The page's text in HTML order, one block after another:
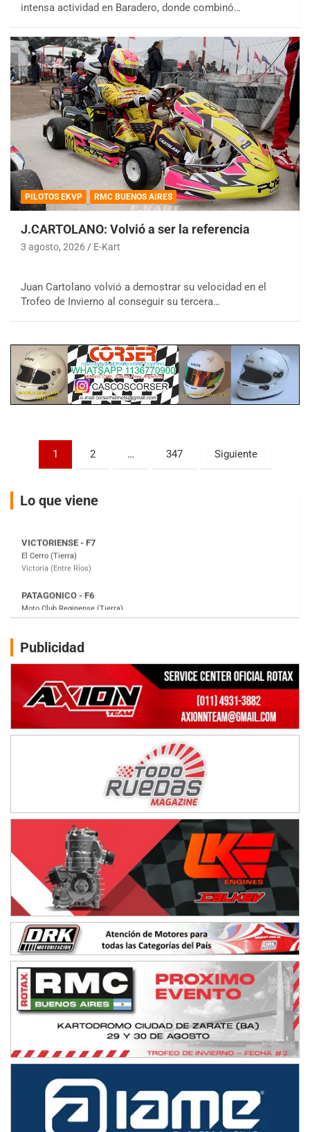
intensa actividad en Baradero, donde combinó…
PILOTOS EKVP RMC BUENOS AIRES
J.CARTOLANO: Volvió a ser la referencia
3 agosto, 2026 E-Kart
Juan Cartolano volvió a demostrar su velocidad en el
Trofeo de Invierno al conseguir su tercera…
Paginación
entradas
1 2 … 347 Siguiente
Lo que viene
COBERTURA ESPECIAL DE E-KART.COM.AR
08/09-AGO
IAME SERIES ARGENTINA 6
Baradero (Buenos Aires)
KDO - F6
Ciudad de Trenque Lauquen (Asfalto)
Trenque Lauquen (Buenos Aires)
Parque de la Velocidad (Asfalto)
Villaguay (Entre Ríos)
Victoria (Entre Ríos)
Moto Club Reginense (Tierra)
Gral. E. Godoy (Río Negro)
Juventud Unida (Tierra)
Humboldt (Santa Fe)
Ciudad de Avellaneda (Asfalto)
Avellaneda (Santa Fe)
SUR SANTAFESINO - F4
José Samuel Sánchez (Tierra)
COBERTURA ESPECIAL DE E-KART.COM.AR
IAME SERIES ARGENTINA 6
Ramiro Tot (Asfalto)
Baradero (Buenos Aires)
KDO - F6
Ciudad de Trenque Lauquen (Asfalto)
Trenque Lauquen (Buenos Aires)
ENTRERRIANO - F6 (POSTERGADA)
Parque de la Velocidad (Asfalto)
Villaguay (Entre Ríos)
VICTORIENSE - F7
El Cerro (Tierra)
Victoria (Entre Ríos)
Moto Club Reginense (Tierra)
CSK - F7
Juventud Unida (Tierra)
Humboldt (Santa Fe)
Publicidad